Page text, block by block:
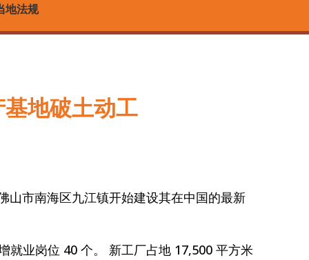
地法规
地破土动工
市南海区九江镇开始建设其在中国的最新
就业岗位 40 个。 新工厂占地 17,500 平方米